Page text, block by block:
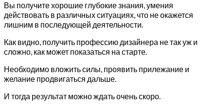
Вы получите хорошие глубокие знания, умения
действовать в различных ситуациях, что не окажется
лишним в последующей деятельности.
Как видно, получить профессию дизайнера не так уж и
сложно, как может показаться на старте.
Необходимо вложить силы, проявить прилежание и
желание продвигаться дальше.
И тогда результат можно ждать очень скоро.